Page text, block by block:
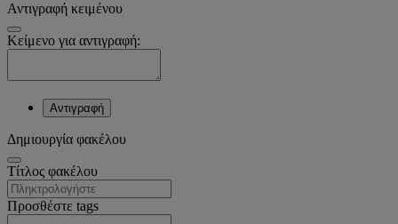
Αντιγραφή κειμένου
Κείμενο για αντιγραφή:
Αντιγραφή
Δημιουργία φακέλου
Tίτλος φακέλου
Προσθέστε tags